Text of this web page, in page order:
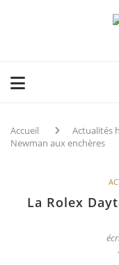
Accueil Actualités
Newman aux enchères
La Rolex